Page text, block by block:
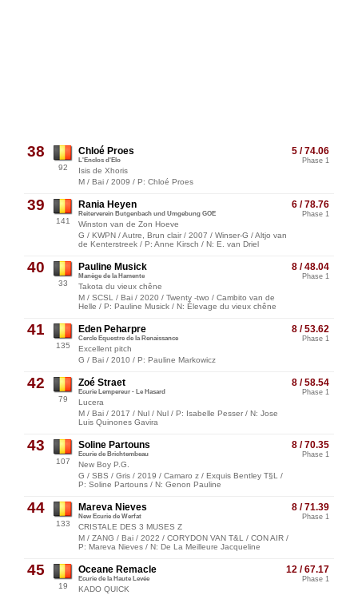
38
92
5 / 74.06
Phase 1
Chloé Proes
L'Enclos d'Elo
Isis de Xhoris
M / Bai / 2009 / P: Chloé Proes
39
141
6 / 78.76
Phase 1
Rania Heyen
Reiterverein Butgenbach und Umgebung GOE
Winston van de Zon Hoeve
G / KWPN / Autre, Brun clair / 2007 / Winser-G / Altjo van
de Kenterstreek / P: Anne Kirsch / N: E. van Driel
40
33
8 / 48.04
Phase 1
Pauline Musick
Manège de la Hamente
Takota du vieux chêne
M / SCSL / Bai / 2020 / Twenty -two / Cambito van de
Helle / P: Pauline Musick / N: Élevage du vieux chêne
41
135
8 / 53.62
Phase 1
Eden Peharpre
Cercle Equestre de la Renaissance
Excellent pitch
G / Bai / 2010 / P: Pauline Markowicz
42
79
8 / 58.54
Phase 1
Zoé Straet
Ecurie Lempereur - Le Hasard
Lucera
M / Bai / 2017 / Nul / Nul / P: Isabelle Pesser / N: Jose
Luis Quinones Gavira
43
107
8 / 70.35
Phase 1
Soline Partouns
Ecurie de Brichtembeau
New Boy P.G.
G / SBS / Gris / 2019 / Camaro z / Exquis Bentley T§L /
P: Soline Partouns / N: Genon Pauline
44
133
8 / 71.39
Phase 1
Mareva Nieves
New Ecurie de Werfat
CRISTALE DES 3 MUSES Z
M / ZANG / Bai / 2022 / CORYDON VAN T&L / CON AIR /
P: Mareva Nieves / N: De La Meilleure Jacqueline
45
19
12 / 67.17
Phase 1
Oceane Remacle
Ecurie de la Haute Levée
KADO QUICK